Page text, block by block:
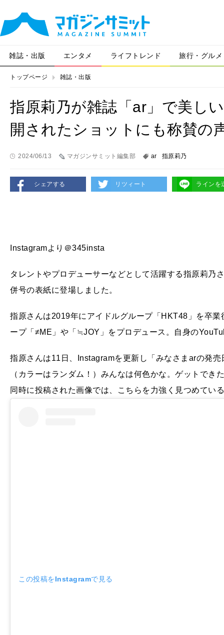
雑誌・出版 エンタメ ライフトレンド 旅行・グルメ
トップページ 雑誌・出版
指原莉乃が雑誌「ar」で美し
開されたショットにも称賛の
2024/06/13 マガジンサミット編集部 ar 指原莉乃
シェアする リツィート ラインを
Instagramより＠345insta
タレントやプロデューサーなどとして活躍する指原莉乃
併号の表紙に登場しました。
指原さんは2019年にアイドルグループ「HKT48」を卒
ープ「≠ME」や「≒JOY」をプロデュース。自身の
指原さんは11日、Instagramを更新し「みなさまarの発
（カラーはランダム！）みんなは何色かな。ゲットで
同時に投稿された画像では、こちらを力強く見つめてい
この投稿をInstagramで見る